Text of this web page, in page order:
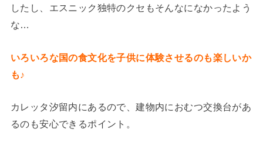
したし、エスニック独特のクセもそんなになかったよう
な…
いろいろな国の食文化を子供に体験させるのも楽しいか
も♪
カレッタ汐留内にあるので、建物内におむつ交換台があ
るのも安心できるポイント。